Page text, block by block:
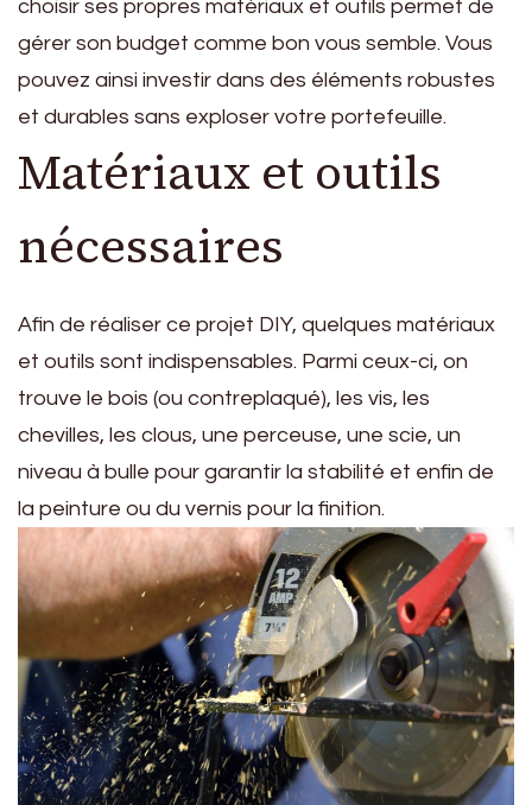
choisir ses propres matériaux et outils permet de
gérer son budget comme bon vous semble. Vous
pouvez ainsi investir dans des éléments robustes
et durables sans exploser votre portefeuille.
Matériaux et outils
nécessaires
Afin de réaliser ce projet DIY, quelques matériaux
et outils sont indispensables. Parmi ceux-ci, on
trouve le bois (ou contreplaqué), les vis, les
chevilles, les clous, une perceuse, une scie, un
niveau à bulle pour garantir la stabilité et enfin de
la peinture ou du vernis pour la finition.